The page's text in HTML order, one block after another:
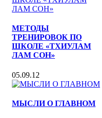
МЕТОДЫ
ТРЕНИРОВОК ПО
ШКОЛЕ «ТХИУЛАМ
ЛАМ СОН»
05.09.12
МЫСЛИ О ГЛАВНОМ